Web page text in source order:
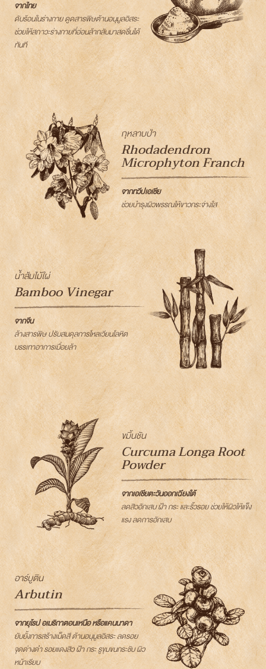
จากไทย
ดับร้อนในร่างกาย ดูดสารพิษต้านอนุมูลอิสระ
ช่วยให้สภาวะร่างกายที่อ่อนล้ากลับมาสดชื่นได้
ทันที
กุหลาบป่า
Rhodadendron
Microphyton Franch
จากทวีปเอเชีย
ช่วยบำรุงผิวพรรณไห้ขาวกระจ่างใส
น้ำส้มไม้ใผ่
Bamboo Vinegar
จากจีน
ล้างสารพิษ ปรับสมดุลการไหลเวียนโลหิต
บรรเทาอาการเมื่อยล้า
ขมิ้นชัน
Curcuma Longa Root
Powder
จากเอเชียตะวันออกเฉียงใต้
ลดสิวอักเสบ ฝ้า กระ และริ้วรอย ช่วยให้ผิวให้แข็ง
แรง ลดการอักเสบ
อาร์บูติน
Arbutin
จากยุโรป อเมริกาตอนเหนือ หรือแคนนาดา
ยับยั้งการสร้างเม็ดสี ต้านอนุมูลอิสระ ลดรอย
จุดด่างดำ รอยแดงสิว ฝ้า กระ รูขุมขนกระชับ ผิว
หน้าเรียบ